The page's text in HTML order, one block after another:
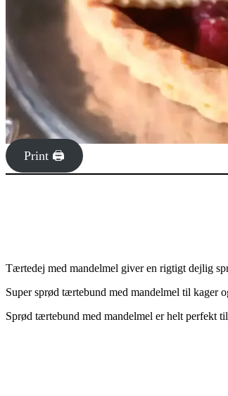
Print 🖨
Tærtedej med mandelmel giver en rigtigt dejlig
Super sprød tærtebund med mandelmel til kager
Sprød tærtebund med mandelmel er helt perfekt